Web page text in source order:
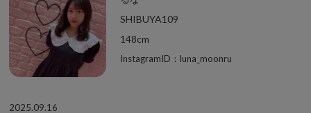
SHIBUYA109
148cm
InstagramID：luna_moonru
2025.09.16